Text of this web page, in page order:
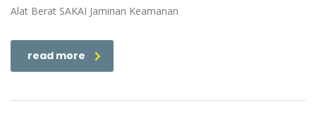
Alat Berat SAKAI Jaminan Keamanan
read more